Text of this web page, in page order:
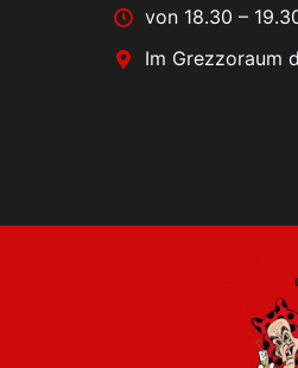
von 18.30 –
Im Grezzoraum